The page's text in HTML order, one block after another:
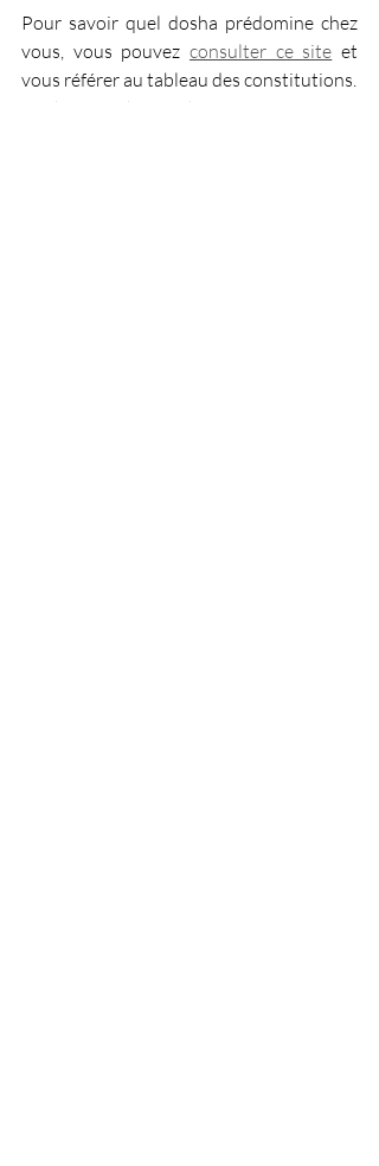
Pour savoir quel dosha prédomine chez
vous, vous pouvez consulter ce site et
vous référer au tableau des constitutions.
Spiritualité et Eveil Spirituel